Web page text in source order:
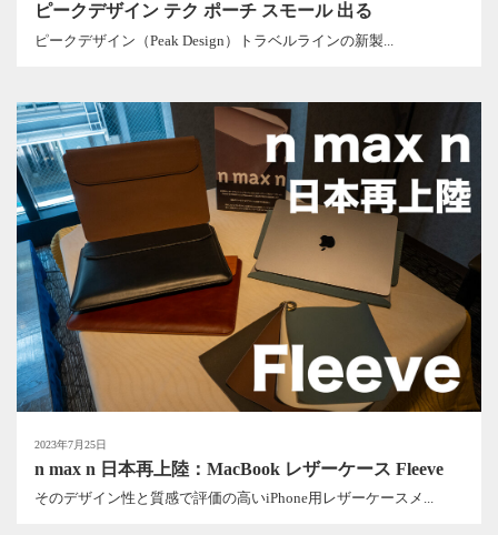
ピークデザイン テク ポーチ スモール 出る
ピークデザイン（Peak Design）トラベルラインの新製...
2023年7月25日
n max n 日本再上陸：MacBook レザーケース Fleeve
そのデザイン性と質感で評価の高いiPhone用レザーケースメ...